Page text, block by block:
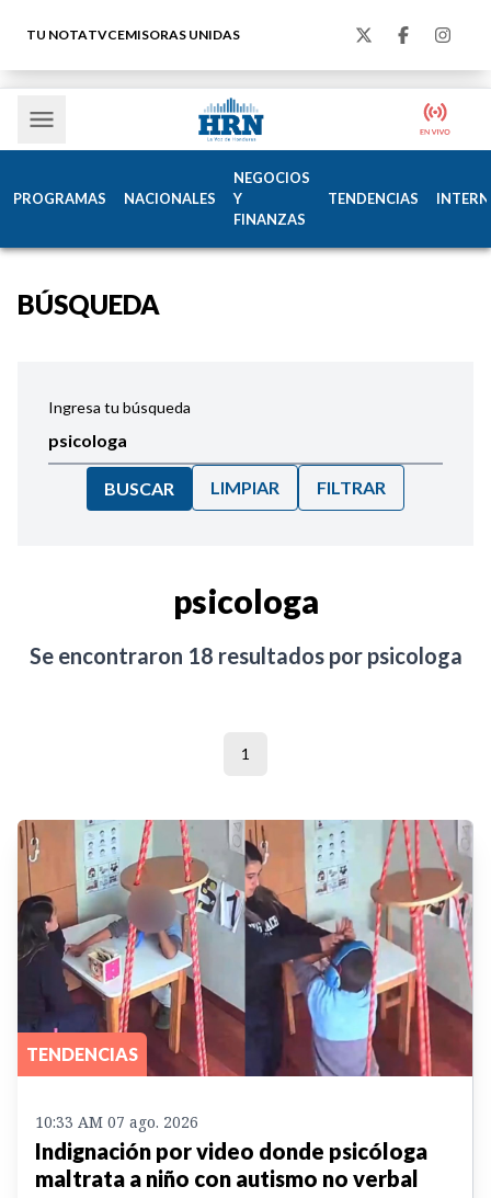
TU NOTATVCEMISORAS UNIDAS
PROGRAMAS NACIONALES
NEGOCIOS
Y
FINANZAS
TENDENCIAS
BÚSQUEDA
Ingresa tu búsqueda
BUSCAR LIMPIAR FILTRAR
psicologa
Se encontraron 18 resultados por psicologa
1
TENDENCIAS
10:33 AM 07 ago. 2026
Indignación por video donde psicóloga
maltrata a niño con autismo no verbal